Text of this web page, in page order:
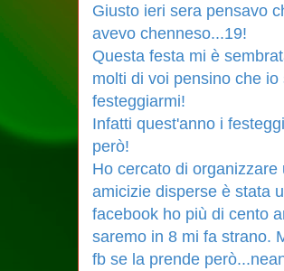
Giusto ieri sera pensavo
avevo chenneso...19!
Questa festa mi è
molti di voi pensino che
festeggiarmi!
Infatti quest'anno i
però!
Ho cercato di
amicizie disperse è stata
facebook ho più di cento
saremo in 8 mi fa strano.
fb se la prende